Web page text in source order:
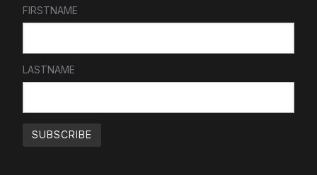
FIRSTNAME
LASTNAME